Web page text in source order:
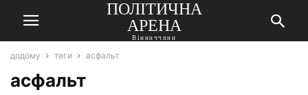
ПОЛІТИЧНА
АРЕНА
Вінниччини
додому теги асфальт
асфальт